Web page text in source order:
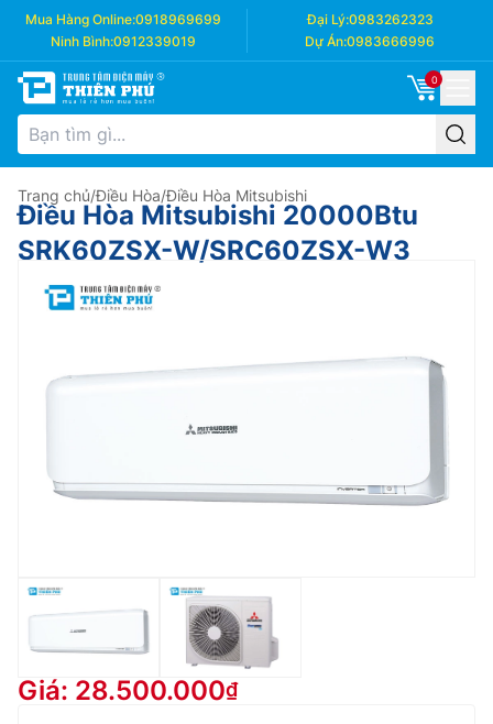
Mua Hàng Online:0918969699 Đại Lý:0983262323
Ninh Bình:0912339019 Dự Án:0983666996
0
Trang chủ/Điều Hòa/Điều Hòa Mitsubishi
Điều Hòa Mitsubishi 20000Btu
SRK60ZSX-W/SRC60ZSX-W3
Giá: 28.500.000